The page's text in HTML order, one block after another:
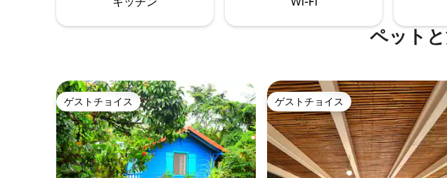
に理想的な場所です。
ペット
ゲストチョイス
ゲストチョイス ゲストチョイス
ゲストチョイス